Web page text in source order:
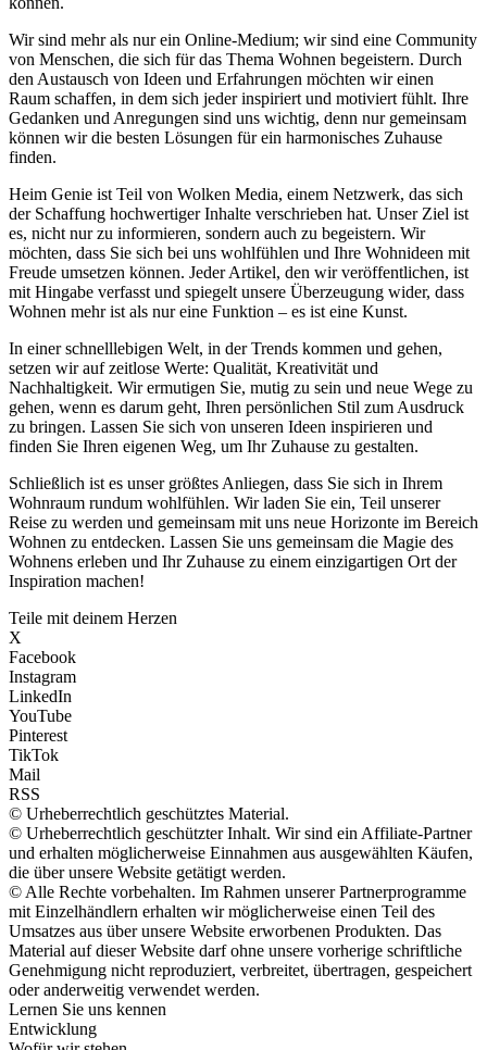
Wir sind mehr als nur ein Online-Medium; wir sind eine Community
von Menschen, die sich für das Thema Wohnen begeistern. Durch
den Austausch von Ideen und Erfahrungen möchten wir einen
Raum schaffen, in dem sich jeder inspiriert und motiviert fühlt. Ihre
Gedanken und Anregungen sind uns wichtig, denn nur gemeinsam
können wir die besten Lösungen für ein harmonisches Zuhause
finden.
Heim Genie ist Teil von Wolken Media, einem Netzwerk, das sich
der Schaffung hochwertiger Inhalte verschrieben hat. Unser Ziel ist
es, nicht nur zu informieren, sondern auch zu begeistern. Wir
möchten, dass Sie sich bei uns wohlfühlen und Ihre Wohnideen mit
Freude umsetzen können. Jeder Artikel, den wir veröffentlichen, ist
mit Hingabe verfasst und spiegelt unsere Überzeugung wider, dass
Wohnen mehr ist als nur eine Funktion – es ist eine Kunst.
In einer schnelllebigen Welt, in der Trends kommen und gehen,
setzen wir auf zeitlose Werte: Qualität, Kreativität und
Nachhaltigkeit. Wir ermutigen Sie, mutig zu sein und neue Wege zu
gehen, wenn es darum geht, Ihren persönlichen Stil zum Ausdruck
zu bringen. Lassen Sie sich von unseren Ideen inspirieren und
finden Sie Ihren eigenen Weg, um Ihr Zuhause zu gestalten.
Schließlich ist es unser größtes Anliegen, dass Sie sich in Ihrem
Wohnraum rundum wohlfühlen. Wir laden Sie ein, Teil unserer
Reise zu werden und gemeinsam mit uns neue Horizonte im Bereich
Wohnen zu entdecken. Lassen Sie uns gemeinsam die Magie des
Wohnens erleben und Ihr Zuhause zu einem einzigartigen Ort der
Inspiration machen!
Teile mit deinem Herzen
X
Facebook
Instagram
LinkedIn
YouTube
Pinterest
TikTok
Mail
RSS
© Urheberrechtlich geschütztes Material.
© Urheberrechtlich geschützter Inhalt. Wir sind ein Affiliate-Partner
und erhalten möglicherweise Einnahmen aus ausgewählten Käufen,
die über unsere Website getätigt werden.
© Alle Rechte vorbehalten. Im Rahmen unserer Partnerprogramme
mit Einzelhändlern erhalten wir möglicherweise einen Teil des
Umsatzes aus über unsere Website erworbenen Produkten. Das
Material auf dieser Website darf ohne unsere vorherige schriftliche
Genehmigung nicht reproduziert, verbreitet, übertragen, gespeichert
oder anderweitig verwendet werden.
Lernen Sie uns kennen
Entwicklung